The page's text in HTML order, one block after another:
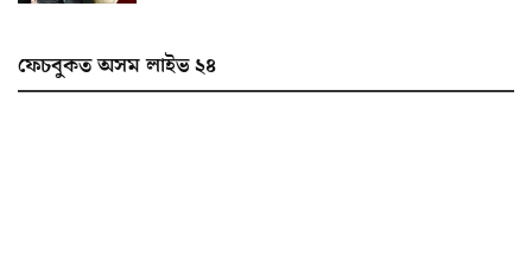
ফেচবুকত অসম লাইভ ২৪